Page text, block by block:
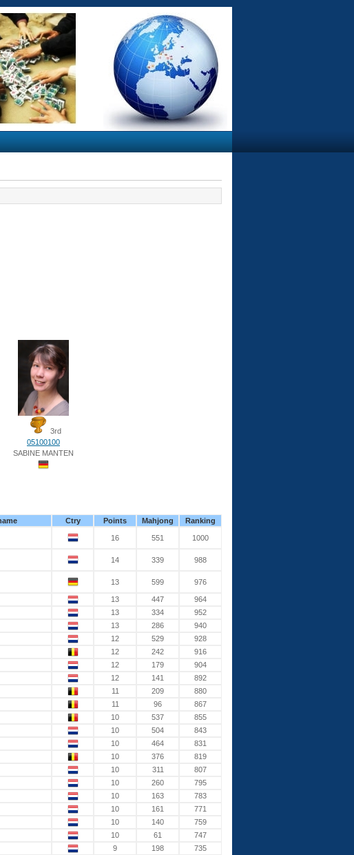
3rd
05100100
SABINE MANTEN
Ctry Points Mahjong Ranking
16 551 1000
14 339 988
13 599 976
13 447
964
13 334
952
13 286
940
12 529
928
12 242
916
12 179
904
12 141
892
11 209
880
11 96
867
10 537
855
10 504
843
10 464
831
10 376
819
10 311
807
10 260
795
10 163
783
10 161
771
10 140
759
10 61
747
9 198
735